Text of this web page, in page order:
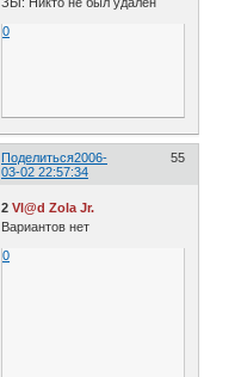
0
Поделиться 55
2006-
03-02 22:57:34
2Vl@d Zola Jr.
Вариантов нет
0